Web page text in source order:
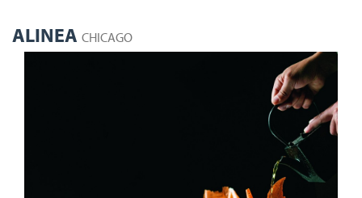
ALINEA CHICAGO